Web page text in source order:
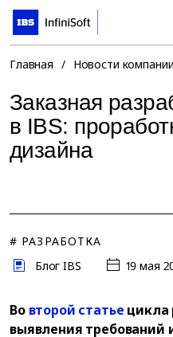
Главная / Новости компании
Заказная
в IBS:
дизайна
# РАЗРАБОТКА
Блог IBS
19 мая
Во второй статье цикла
выявления требований